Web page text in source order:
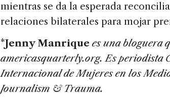
mientras se da la esperada
relaciones bilaterales para mojar
*Jenny Manrique es una bloguera
americasquarterly.org. Es periodista
Internacional de Mujeres en los
Journalism & Trauma.